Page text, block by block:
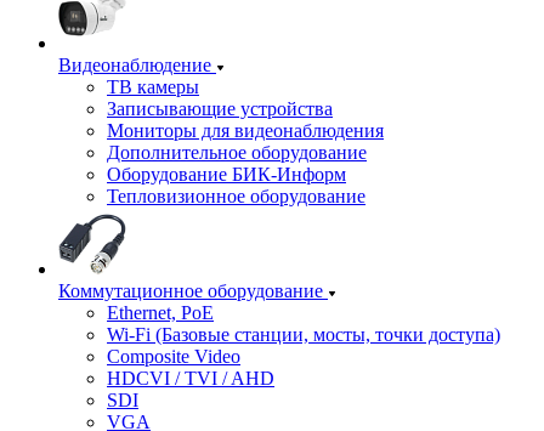
Видеонаблюдение
ТВ камеры
Записывающие устройства
Мониторы для видеонаблюдения
Дополнительное оборудование
Оборудование БИК-Информ
Тепловизионное оборудование
Коммутационное оборудование
Ethernet, PoE
Wi-Fi (Базовые станции, мосты, точки доступа)
Composite Video
HDCVI / TVI / AHD
SDI
VGA